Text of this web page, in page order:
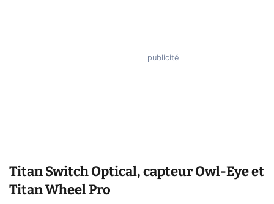
Titan Switch Optical, capteur Owl-Eye et
Titan Wheel Pro